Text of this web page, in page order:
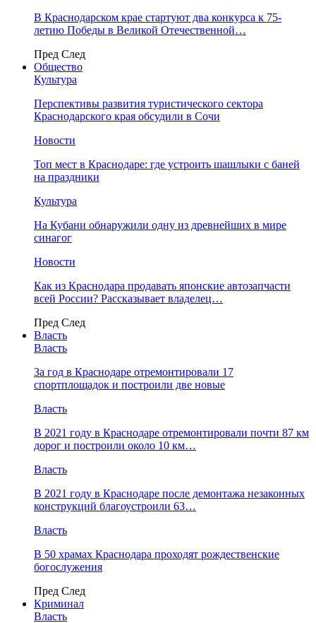
В Краснодарском крае стартуют два конкурса к 75-
летию Победы в Великой Отечественной…
Пред След
Общество
Культура
Перспективы развития туристического сектора
Краснодарского края обсудили в Сочи
Новости
Топ мест в Краснодаре: где устроить шашлыки с баней
на праздники
Культура
На Кубани обнаружили одну из древнейших в мире
синагог
Новости
Как из Краснодара продавать японские автозапчасти
всей России? Рассказывает владелец…
Пред След
Власть
Власть
За год в Краснодаре отремонтировали 17
спортплощадок и построили две новые
Власть
В 2021 году в Краснодаре отремонтировали почти 87 км
дорог и построили около 10 км…
Власть
В 2021 году в Краснодаре после демонтажа незаконных
конструкций благоустроили 63…
Власть
В 50 храмах Краснодара проходят рождественские
богослужения
Пред След
Криминал
Власть